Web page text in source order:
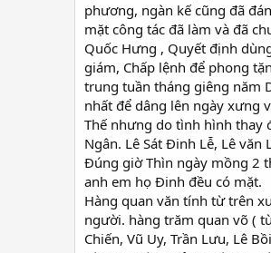
phương, ngàn kế cũng đã
mặt công tác đã làm và đã
Quốc Hưng , Quyết định
giám, Chấp lệnh để phong
trung tuần tháng giêng năm
nhất để dâng lên ngày xưng
Thế nhưng do tình hình thay
Ngân. Lê Sát Đinh Lễ, Lê
Đúng giờ Thìn ngày mồng 2
anh em họ Đinh đều có mặt.
Hàng quan văn tính từ trên
người. hàng trăm quan võ (
Chiến, Vũ Uy, Trần Lưu, Lê